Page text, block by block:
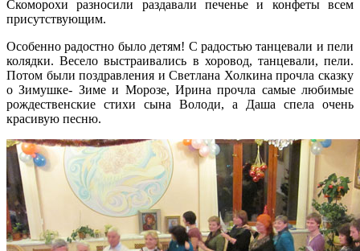
Скоморохи разносили раздавали печенье и конфеты всем
присутствующим.
Особенно радостно было детям! С радостью танцевали и пели
колядки. Весело выстраивались в хоровод, танцевали, пели.
Потом были поздравления и Светлана Холкина прочла сказку
о Зимушке- Зиме и Морозе, Ирина прочла самые любимые
рождественские стихи сына Володи, а Даша спела очень
красивую песню.